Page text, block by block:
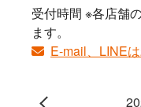
受付時間 ※各店舗
ます。
E-mail、LINE